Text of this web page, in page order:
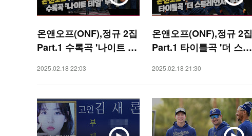
온앤오프(ONF),정규 2집
Part.1 수록곡 '나이트 테
2025.02.18 22:03
온앤오프(ONF),정규 2집
Part.1 타이틀곡 '더 스트
2025.02.18 21:30